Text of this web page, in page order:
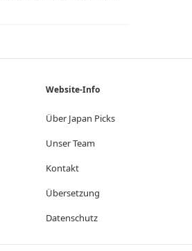
Website-Info
Über Japan Picks
Unser Team
Kontakt
Übersetzung
Datenschutz